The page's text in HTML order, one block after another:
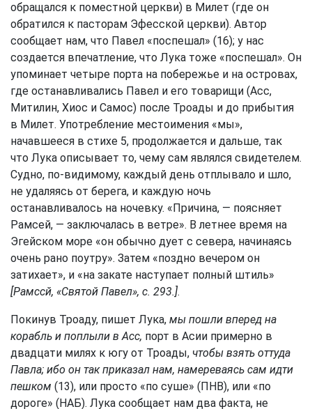
обращался к поместной церкви) в Милет (где он
обратился к пасторам Эфесской церкви). Автор
сообщает нам, что Павел «поспешал» (16); у нас
создается впечатление, что Лука тоже «поспешал». Он
упоминает четыре порта на побережье и на островах,
где останавливались Павел и его товарищи (Асс,
Митилин, Хиос и Самос) после Троады и до прибытия
в Милет. Употребление местоимения «мы»,
начавшееся в стихе 5, продолжается и дальше, так
что Лука описывает то, чему сам являлся свидетелем.
Судно, по-видимому, каждый день отплывало и шло,
не удаляясь от берега, и каждую ночь
останавливалось на ночевку. «Причина, — поясняет
Рамсей, — заключалась в ветре». В летнее время на
Эгейском море «он обычно дует с севера, начинаясь
очень рано поутру». Затем «поздно вечером он
затихает», и «на закате наступает полный штиль»
[Рамссй, «Святой Павел», с. 293.].
Покинув Троаду, пишет Лука, мы пошли вперед на
корабль и поплыли в Асс, порт в Асии примерно в
двадцати милях к югу от Троады, чтобы взять оттуда
Павла; ибо он так приказал нам, намереваясь сам идти
пешком (13), или просто «по суше» (ПНВ), или «по
дороге» (НАБ). Лука сообщает нам два факта, не